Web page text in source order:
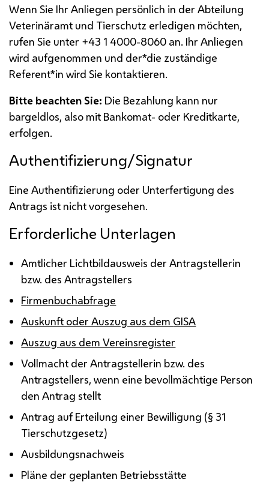
Wenn Sie Ihr Anliegen persönlich in der Abteilung
Veterinäramt und Tierschutz erledigen möchten,
rufen Sie unter +43 1 4000-8060 an. Ihr Anliegen
wird aufgenommen und der*die zuständige
Referent*in wird Sie kontaktieren.
Bitte beachten Sie: Die Bezahlung kann nur
bargeldlos, also mit Bankomat- oder Kreditkarte,
erfolgen.
Authentifizierung/Signatur
Eine Authentifizierung oder Unterfertigung des
Antrags ist nicht vorgesehen.
Erforderliche Unterlagen
Amtlicher Lichtbildausweis der Antragstellerin
bzw. des Antragstellers
Firmenbuchabfrage
Auskunft oder Auszug aus dem GISA
Auszug aus dem Vereinsregister
Vollmacht der Antragstellerin bzw. des
Antragstellers, wenn eine bevollmächtige Person
den Antrag stellt
Antrag auf Erteilung einer Bewilligung (§ 31
Tierschutzgesetz)
Ausbildungsnachweis
Pläne der geplanten Betriebsstätte